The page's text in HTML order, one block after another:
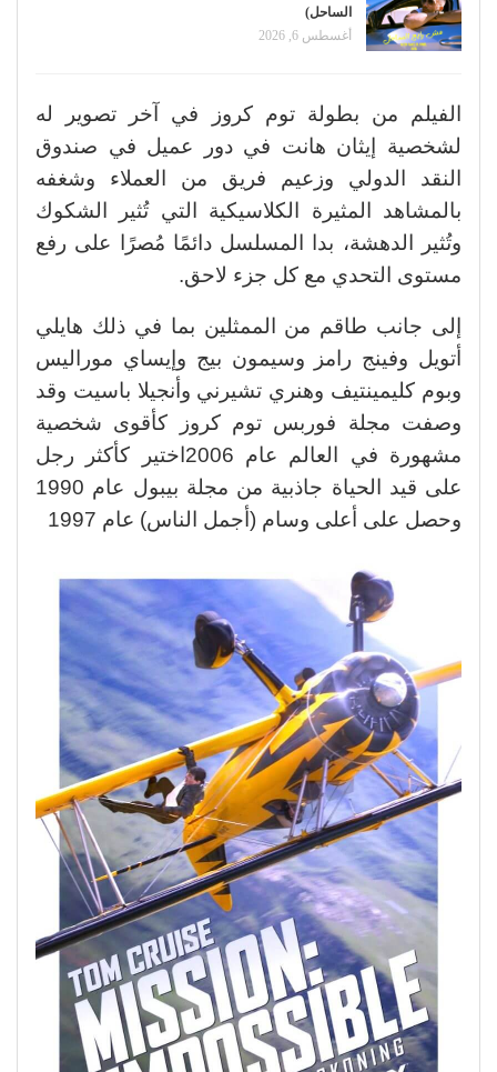
الساحل)
أغسطس 6, 2026
الفيلم من بطولة توم كروز في آخر تصوير له
لشخصية إيثان هانت في دور عميل في صندوق
النقد الدولي وزعيم فريق من العملاء وشغفه
بالمشاهد المثيرة الكلاسيكية التي تُثير الشكوك
وتُثير الدهشة، بدا المسلسل دائمًا مُصرًا على رفع
مستوى التحدي مع كل جزء لاحق.
إلى جانب طاقم من الممثلين بما في ذلك هايلي
أتويل وفينج رامز وسيمون بيج وإيساي موراليس
وبوم كليمينتيف وهنري تشيرني وأنجيلا باسيت وقد
وصفت مجلة فوربس توم كروز كأقوى شخصية
مشهورة في العالم عام 2006اختير كأكثر رجل
على قيد الحياة جاذبية من مجلة بيبول عام 1990
وحصل على أعلى وسام (أجمل الناس) عام 1997